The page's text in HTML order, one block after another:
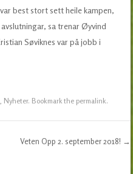
best stort sett heile kampen,
sa trenar Øyvind
Søviknes var på jobb i
Nyheter. Bookmark thepermalink.
Veten Opp 2. september 2018! →